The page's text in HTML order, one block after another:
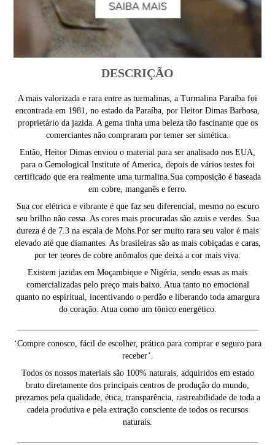
DESCRIÇÃO
A mais valorizada e rara entre as turmalinas, a Turmalina Paraíba foi
encontrada em 1981, no estado da Paraíba, por Heitor Dimas Barbosa,
proprietário da jazida. A gema tinha uma beleza tão fascinante que os
comerciantes não compraram por temer ser sintética.
Então, Heitor Dimas enviou o material para ser analisado nos EUA,
para o Gemological Institute of America, depois de vários testes foi
certificado que era realmente uma turmalina.Sua composição é baseada
em cobre, manganês e ferro.
Sua cor elétrica e vibrante é que faz seu diferencial, mesmo no escuro
seu brilho não cessa. As cores mais procuradas são azuis e verdes. Sua
dureza é de 7.3 na escala de Mohs.Por ser muito rara seu valor é mais
elevado até que diamantes. As brasileiras são as mais cobiçadas e caras,
por ter teores de cobre anômalos que deixa a cor mais viva.
Existem jazidas em Moçambique e Nigéria, sendo essas as mais
comercializadas pelo preço mais baixo. Atua tanto no emocional
quanto no espiritual, incentivando o perdão e liberando toda amargura
do coração. Atua como um tônico energético.
‘Compre conosco, fácil de escolher, prático para comprar e seguro para
receber’.
Todos os nossos materiais são 100% naturais, adquiridos em estado
bruto diretamente dos principais centros de produção do mundo,
prezamos pela qualidade, ética, transparência, rastreabilidade de toda a
cadeia produtiva e pela extração consciente de todos os recursos
naturais.